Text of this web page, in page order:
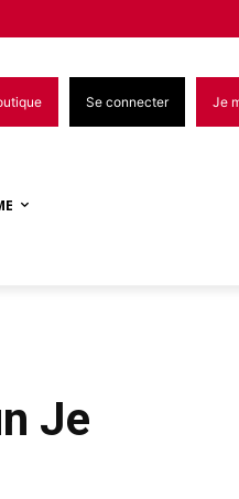
Se connecter Je
Je